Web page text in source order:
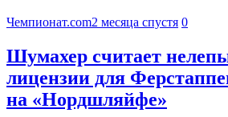
Чемпионат.com2 месяца спустя 0
Шумахер считает
лицензии для
на «Нордшляйфе»